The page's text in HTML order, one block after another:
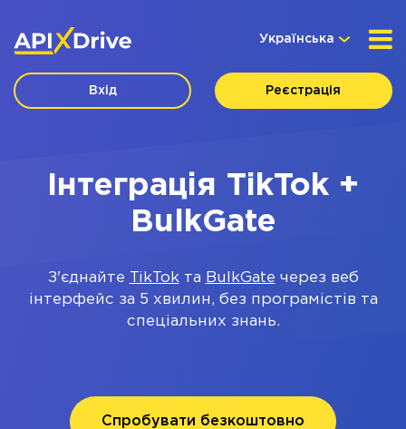
Українська
Вхід Реєстрація
Інтеграція TikTok +
BulkGate
З'єднайте TikTokта BulkGate через веб
інтерфейс за 5 хвилин, без програмістів та
спеціальних знань.
Спробувати безкоштовно